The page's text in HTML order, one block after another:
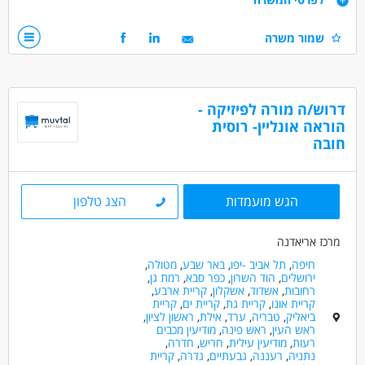
התפקיד:
· הוראה פרטנית/קבוצתית במקצוע השפה העברית לתלמידים מיסודי
ו/או חטיבה-תיכון
· משרה חלקית- לפחות 3 ימי עבודה , שישי-יתרון
· שעות העבודה 14:00 עד 21:00
העסקה כשכירים.
- אוריינטציה לעבודה בסביבה ממוחשבת - חובה
- שליטה באופיס ובתוכנת הZOOM - חובה
- זמינות מיידית והתחייבות לשנה
מחפשים אנשים ייחודיים אשר רוצים לגרום לשינוי בדור הצעיר, בעלי
מוטיבציה ודרייב לעשייה.
הדרכה וליווי מקצועי תינתן על חשבון החברה
דרושים בתחום
חינוך, הוראה והדרכה - הוראה מתקנת
חינוך, הוראה והדרכה - מורה פרטי/ת
מאפייני משרה
שמור משרה
דרוש/ה מורה לפיזיקה -
הוראה אונליין- רוסית
חובה
הגש מועמדות הצג טלפון
מרכז אריאדנה
חיפה, תל אביב -יפו,באר שבע,מטולה,
ירושלים, הוד השרון,כפר סבא, רמת גן,
רחובות,אשדוד,אשקלון,קריית ארבע,
קריית אונו,קריית גת,קריית ים,קריית
ביאליק, טבריה, ערד,אילת, ראשון לציון,
ראש העין, ראש פינה,מודיעין מכבים
רעות,מודיעין עילית, חריש, חדרה,
נתניה, רעננה, גבעתיים, גדרה,קריית